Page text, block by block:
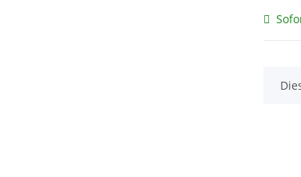
x